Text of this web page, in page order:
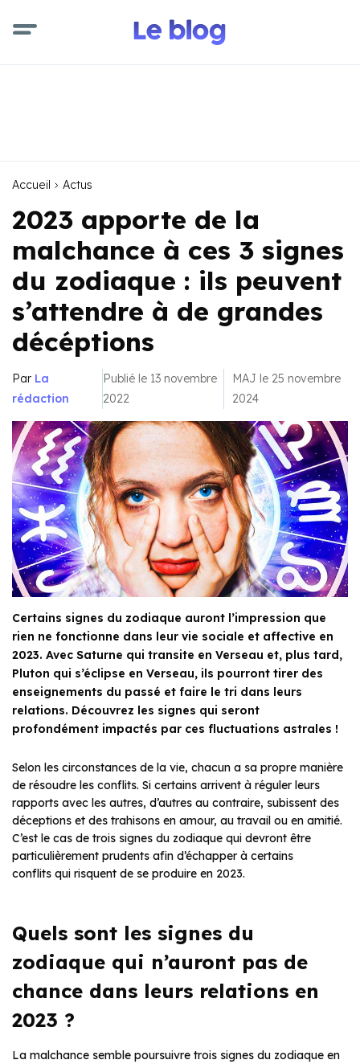
Accueil Actus
2023 apporte de la
malchance à ces 3 signes
du zodiaque : ils peuvent
s’attendre à de grandes
décéptions
Par La
rédaction
Publié le 13 novembre
2022
MAJ le 25 novembre
2024
Certains signes du zodiaque auront l’impression que
rien ne fonctionne dans leur vie sociale et affective en
2023. Avec Saturne qui transite en Verseau et, plus tard,
Pluton qui s’éclipse en Verseau, ils pourront tirer des
enseignements du passé et faire le tri dans leurs
relations. Découvrez les signes qui seront
profondément impactés par ces fluctuations astrales !
Selon les circonstances de la vie, chacun a sa propre manière
de résoudre les conflits. Si certains arrivent à réguler leurs
rapports avec les autres, d’autres au contraire, subissent des
déceptions et des trahisons en amour, au travail ou en amitié.
C’est le cas de trois signes du zodiaque qui devront être
particulièrement prudents afin d’échapper à certains
conflits qui risquent de se produire en 2023.
Quels sont les signes du
zodiaque qui n’auront pas de
chance dans leurs relations en
2023 ?
La malchance semble poursuivre trois signes du zodiaque en